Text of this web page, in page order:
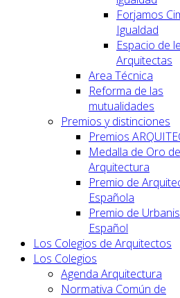
Forjamos
Igualdad
Espacio de
Arquitectas
Area Técnica
Reforma de las
mutualidades
Premios y distinciones
Premios
Medalla de Oro
Arquitectura
Premio de
Española
Premio de
Español
Los Colegios de Arquitectos
Los Colegios
Agenda Arquitectura
Normativa Común de